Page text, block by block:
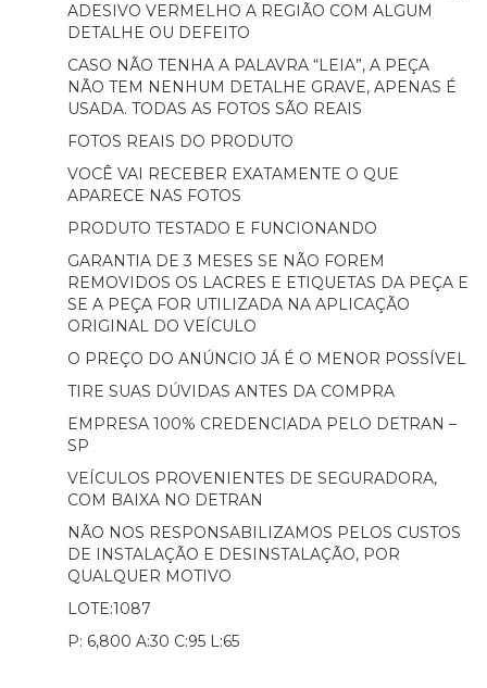
ADESIVO VERMELHO A REGIÃO COM ALGUM
DETALHE OU DEFEITO
CASO NÃO TENHA A PALAVRA “LEIA”, A PEÇA
NÃO TEM NENHUM DETALHE GRAVE, APENAS É
USADA. TODAS AS FOTOS SÃO REAIS
FOTOS REAIS DO PRODUTO
VOCÊ VAI RECEBER EXATAMENTE O QUE
APARECE NAS FOTOS
PRODUTO TESTADO E FUNCIONANDO
GARANTIA DE 3 MESES SE NÃO FOREM
REMOVIDOS OS LACRES E ETIQUETAS DA PEÇA E
SE A PEÇA FOR UTILIZADA NA APLICAÇÃO
ORIGINAL DO VEÍCULO
O PREÇO DO ANÚNCIO JÁ É O MENOR POSSÍVEL
TIRE SUAS DÚVIDAS ANTES DA COMPRA
EMPRESA 100% CREDENCIADA PELO DETRAN –
SP
VEÍCULOS PROVENIENTES DE SEGURADORA,
COM BAIXA NO DETRAN
NÃO NOS RESPONSABILIZAMOS PELOS CUSTOS
DE INSTALAÇÃO E DESINSTALAÇÃO, POR
QUALQUER MOTIVO
LOTE:1087
P: 6,800 A:30 C:95 L:65